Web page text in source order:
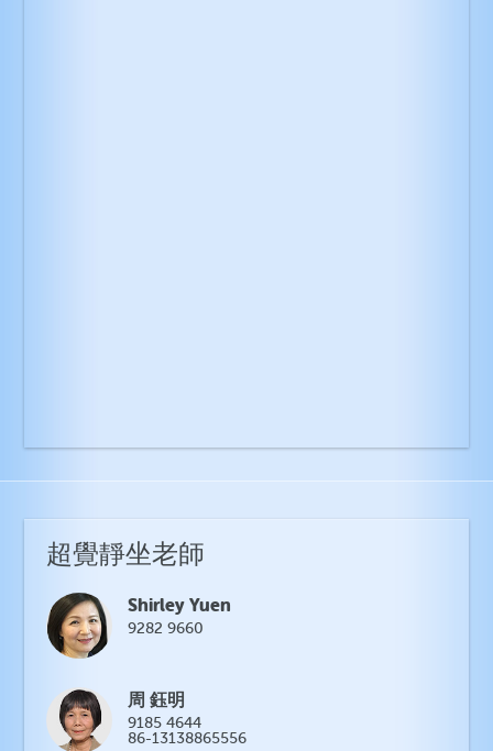
超覺靜坐老師
Shirley Yuen
9282 9660
周 鈺明
9185 4644
86-13138865556